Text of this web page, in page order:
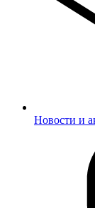
Новости и